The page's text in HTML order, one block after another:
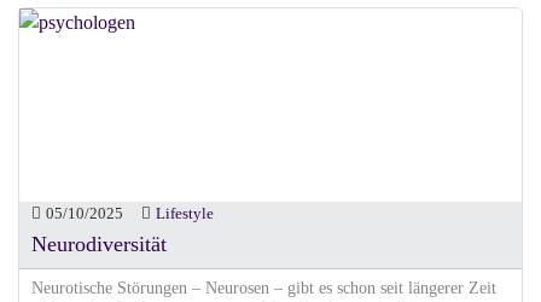
05/10/2025 Lifestyle
Neurodiversität
Neurotische Störungen – Neurosen – gibt es schon seit längerer Zeit